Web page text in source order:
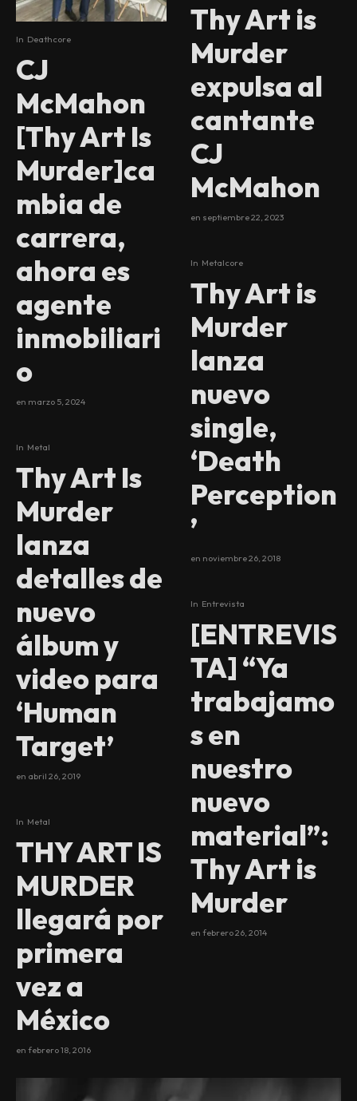
In Deathcore
CJ
McMahon
[Thy Art Is
Murder]ca
mbia de
carrera,
ahora es
agente
inmobiliari
o
en marzo 5, 2024
In Metal
Thy Art Is
Murder
lanza
detalles de
nuevo
álbum y
video para
‘Human
Target’
en abril 26, 2019
In Metal
THY ART IS
MURDER
llegará por
primera
vez a
México
en febrero 18, 2016
Thy Art is
Murder
expulsa al
cantante
CJ
McMahon
en septiembre 22, 2023
In Metalcore
Thy Art is
Murder
lanza
nuevo
single,
‘Death
Perception
’
en noviembre 26, 2018
In Entrevista
[ENTREVIS
TA] “Ya
trabajamo
s en
nuestro
nuevo
material”:
Thy Art is
Murder
en febrero 26, 2014